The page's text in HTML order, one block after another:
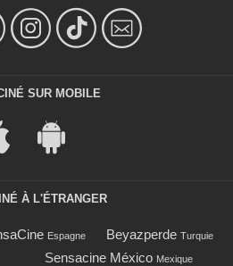
SUR MOBILE
À L'ÉTRANGER
Espagne Beyazperde Turquie
Sensacine México Mexique